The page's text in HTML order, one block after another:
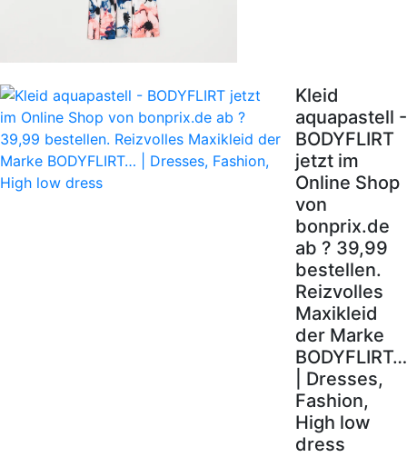
Kleid
aquapastell -
BODYFLIRT
jetzt im
Online Shop
von
bonprix.de
ab ? 39,99
bestellen.
Reizvolles
Maxikleid
der Marke
BODYFLIRT…
| Dresses,
Fashion,
High low
dress